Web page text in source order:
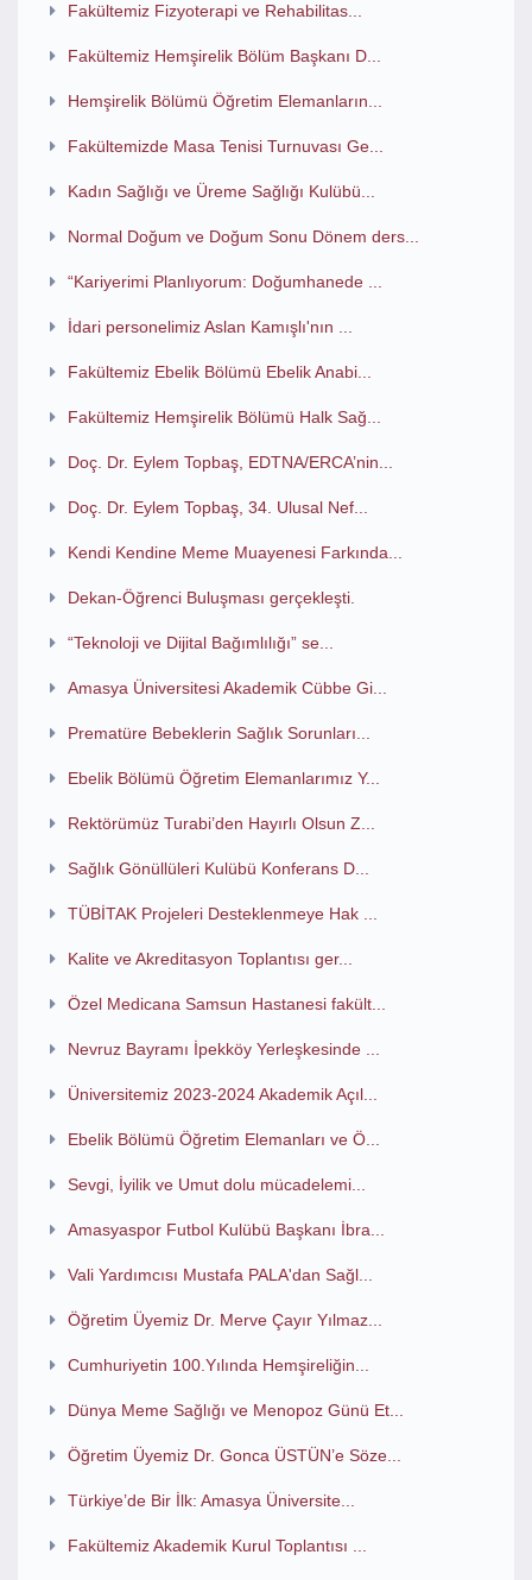
Fakültemiz Fizyoterapi ve Rehabilitas...
Fakültemiz Hemşirelik Bölüm Başkanı D...
Hemşirelik Bölümü Öğretim Elemanların...
Fakültemizde Masa Tenisi Turnuvası Ge...
Kadın Sağlığı ve Üreme Sağlığı Kulübü...
Normal Doğum ve Doğum Sonu Dönem ders...
“Kariyerimi Planlıyorum: Doğumhanede ...
İdari personelimiz Aslan Kamışlı'nın ...
Fakültemiz Ebelik Bölümü Ebelik Anabi...
Fakültemiz Hemşirelik Bölümü Halk Sağ...
Doç. Dr. Eylem Topbaş, EDTNA/ERCA’nin...
Doç. Dr. Eylem Topbaş, 34. Ulusal Nef...
Kendi Kendine Meme Muayenesi Farkında...
Dekan-Öğrenci Buluşması gerçekleşti.
“Teknoloji ve Dijital Bağımlılığı” se...
Amasya Üniversitesi Akademik Cübbe Gi...
Prematüre Bebeklerin Sağlık Sorunları...
Ebelik Bölümü Öğretim Elemanlarımız Y...
Rektörümüz Turabi’den Hayırlı Olsun Z...
Sağlık Gönüllüleri Kulübü Konferans D...
TÜBİTAK Projeleri Desteklenmeye Hak ...
Kalite ve Akreditasyon Toplantısı ger...
Özel Medicana Samsun Hastanesi fakült...
Nevruz Bayramı İpekköy Yerleşkesinde ...
Üniversitemiz 2023-2024 Akademik Açıl...
Ebelik Bölümü Öğretim Elemanları ve Ö...
Sevgi, İyilik ve Umut dolu mücadelemi...
Amasyaspor Futbol Kulübü Başkanı İbra...
Vali Yardımcısı Mustafa PALA'dan Sağl...
Öğretim Üyemiz Dr. Merve Çayır Yılmaz...
Cumhuriyetin 100.Yılında Hemşireliğin...
Dünya Meme Sağlığı ve Menopoz Günü Et...
Öğretim Üyemiz Dr. Gonca ÜSTÜN’e Söze...
Türkiye’de Bir İlk: Amasya Üniversite...
Fakültemiz Akademik Kurul Toplantısı ...